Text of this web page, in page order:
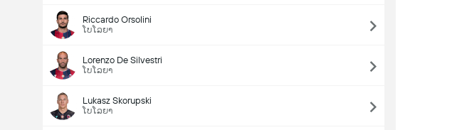
Riccardo Orsolini
ໂບໂລຍາ
Lorenzo De Silvestri
ໂບໂລຍາ
Lukasz Skorupski
ໂບໂລຍາ